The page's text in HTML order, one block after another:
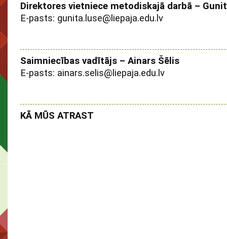
Direktores vietniece metodiskajā darbā –
E-pasts: gunita.luse@liepaja.edu.lv
Saimniecības vadītājs – Ainars Šēlis
E-pasts: ainars.selis@liepaja.edu.lv
KĀ MŪS ATRAST